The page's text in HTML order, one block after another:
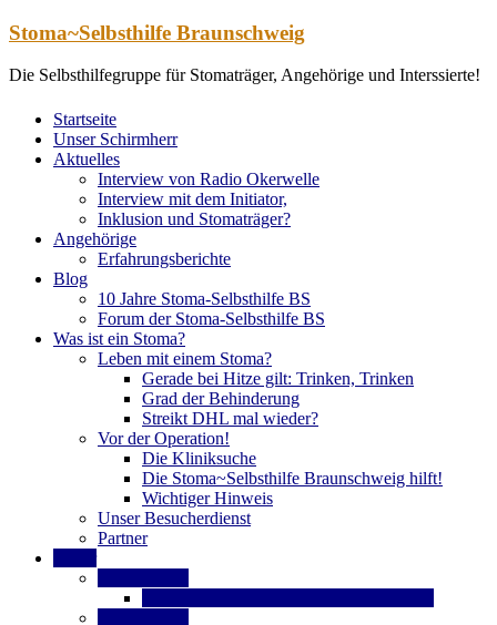
Zum
springen
Stoma~Selbsthilfe Braunschweig
Die Selbsthilfegruppe für Stomaträger, Angehörige und Interssierte!
Startseite
Unser Schirmherr
Aktuelles
Interview von Radio Okerwelle
Interview mit dem Initiator,
Inklusion und Stomaträger?
Angehörige
Erfahrungsberichte
Blog
10 Jahre Stoma-Selbsthilfe BS
Forum der Stoma-Selbsthilfe BS
Was ist ein Stoma?
Leben mit einem Stoma?
Gerade bei Hitze gilt: Trinken, Trinken
Grad der Behinderung
Streikt DHL mal wieder?
Vor der Operation!
Die Kliniksuche
Die Stoma~Selbsthilfe Braunschweig hilft!
Wichtiger Hinweis
Unser Besucherdienst
Partner